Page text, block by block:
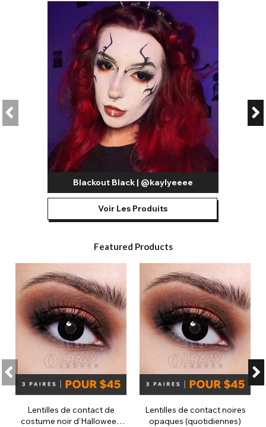
Blackout Black | @kaylyeeee
Voir Les Produits
Featured Products
Lentilles de contact de
costume noir d'Halloween
Lentilles de contact noires
opaques (quotidiennes)